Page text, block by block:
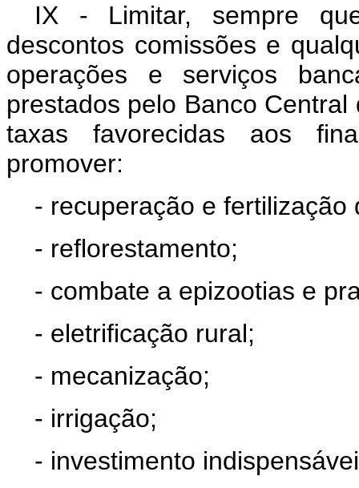
IX - Limitar, sempre
descontos comissões e
operações e serviços
prestados pelo Banco
taxas favorecidas aos
promover:
- recuperação e fertilização
- reflorestamento;
- combate a epizootias e
- eletrificação rural;
- mecanização;
- irrigação;
- investimento